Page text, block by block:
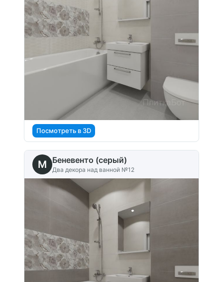
Посмотреть в 3D
M Беневенто (серый)
Два декора над ванной №12